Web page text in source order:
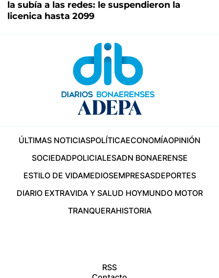
la subía a las redes: le suspendieron la
licenica hasta 2099
ÚLTIMAS NOTICIASPOLÍTICAECONOMÍAOPINIÓN
SOCIEDADPOLICIALESADN BONAERENSE
ESTILO DE VIDAMEDIOSEMPRESASDEPORTES
DIARIO EXTRAVIDA Y SALUD HOYMUNDO MOTOR
TRANQUERAHISTORIA
RSS